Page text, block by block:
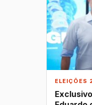
ELEIÇÕES